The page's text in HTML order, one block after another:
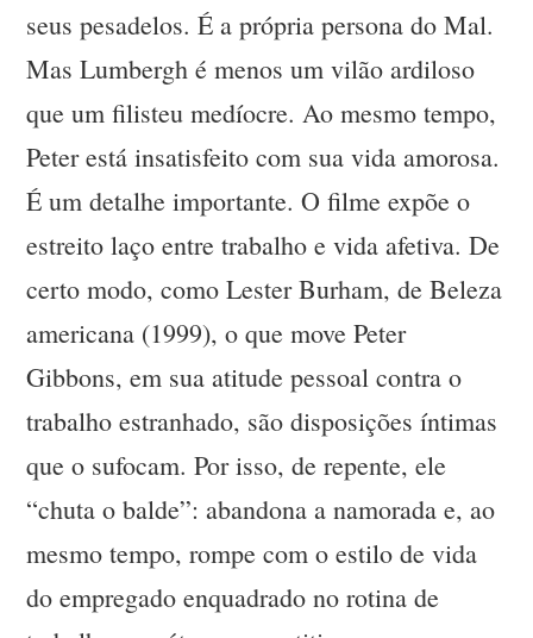
seus pesadelos. É a própria persona do Mal.
Mas Lumbergh é menos um vilão ardiloso
que um filisteu medíocre. Ao mesmo tempo,
Peter está insatisfeito com sua vida amorosa.
É um detalhe importante. O filme expõe o
estreito laço entre trabalho e vida afetiva. De
certo modo, como Lester Burham, de Beleza
americana (1999), o que move Peter
Gibbons, em sua atitude pessoal contra o
trabalho estranhado, são disposições íntimas
que o sufocam. Por isso, de repente, ele
“chuta o balde”: abandona a namorada e, ao
mesmo tempo, rompe com o estilo de vida
do empregado enquadrado no rotina de